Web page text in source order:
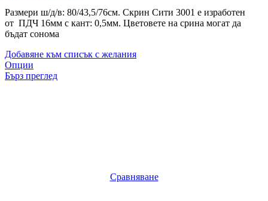
Размери ш/д/в: 80/43,5/76см. Скрин Сити 3001 е изработен
от ПДЧ 16мм с кант: 0,5мм. Цветовете на срина могат да
бъдат сонома
Добавяне към списък с желания
Опции
Бърз преглед
Сравняване